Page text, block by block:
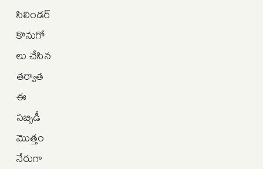
సిలిండర్
కొనుగో
లు చేసిన
తర్వాత
ఈ
సబ్సిడీ
మొత్తం
నేరుగా